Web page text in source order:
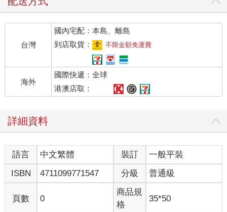
台灣
國內宅配：本島、離島
到店取貨：
不限金額免運費
海外
國際快遞：全球
港澳店取：
詳細資料
語言 中文繁體 裝訂
一般平裝
ISBN
4711099771547 分級 普通級
頁數 0
商品規
格
35*50